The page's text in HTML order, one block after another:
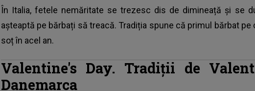
În Italia, fetele nemăritate se trezesc dis de dimineață și se
așteaptă pe bărbați să treacă. Tradiția spune că primul bărbat pe
soț în acel an.
Valentine's Day. Tradiții de
Danemarca